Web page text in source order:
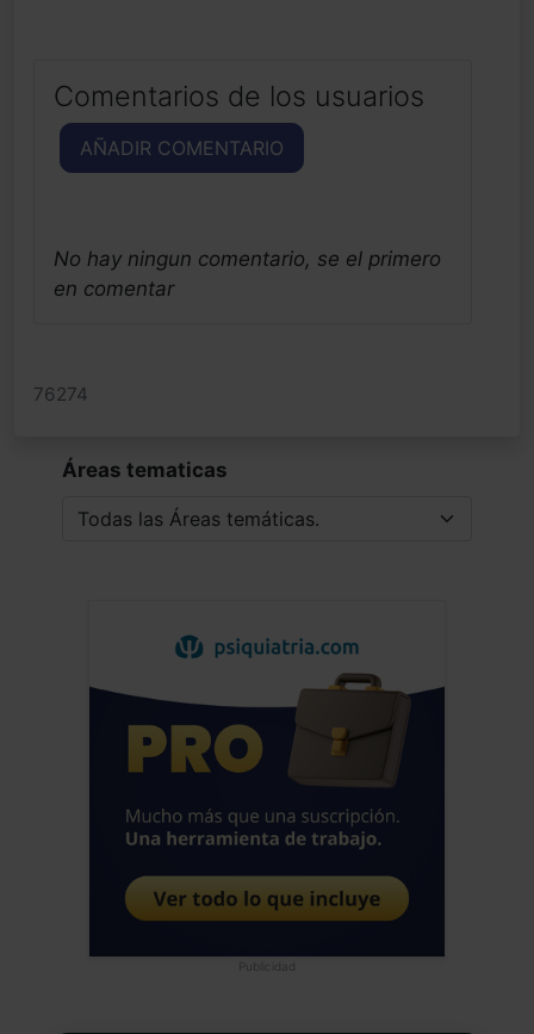
Comentarios de los usuarios
AÑADIR COMENTARIO
No hay ningun comentario, se el primero
en comentar
76274
Áreas tematicas
Publicidad